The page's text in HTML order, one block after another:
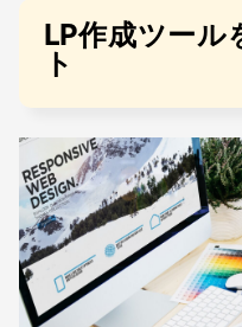
LP作成ツール
ト